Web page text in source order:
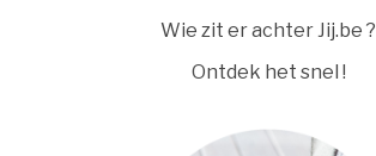
Wie zit er achter Jij.be ?
Ontdek het snel !